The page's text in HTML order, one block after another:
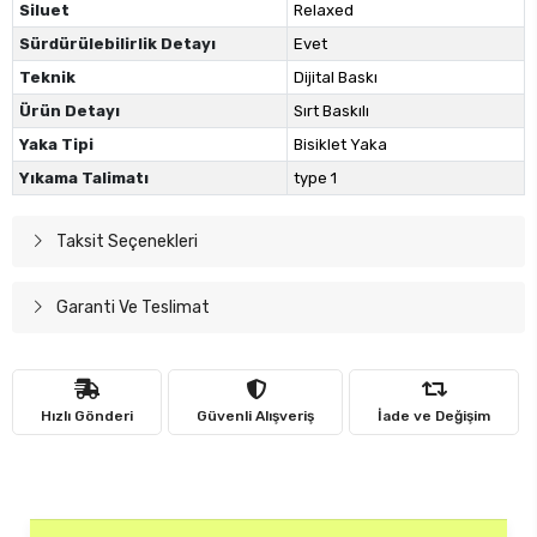
Siluet
Relaxed
Sürdürülebilirlik Detayı
Evet
Teknik
Dijital Baskı
Ürün Detayı
Sırt Baskılı
Yaka Tipi
Bisiklet Yaka
Yıkama Talimatı
type 1
Taksit Seçenekleri
Garanti Ve Teslimat
Hızlı Gönderi Güvenli Alışveriş İade ve Değişim